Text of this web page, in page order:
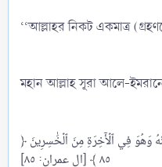
‘‘আল্লাহর নিকট একমাত্র
মহান আল্লাহ সূরা আলে-
﴿ وَمَن يَبۡتَغِ غَيۡرَ ٱلۡإِسۡلَٰمِ دِينٗا فَلَن يُقۡبَلَ مِنۡهُ وَهُوَ فِي ٱلۡأٓخِرَةِ مِنَ ٱلۡخَٰسِرِينَ
٨٥ ﴾ [ال عمران: ٨٥]